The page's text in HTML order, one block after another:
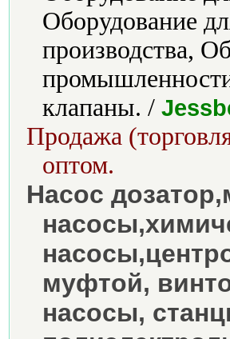
Оборудование
производства,
клапаны. /
Продажа
оптом.
Насос
муфтой,
насосы,